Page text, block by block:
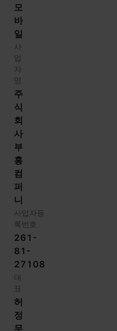
모
바
일
사
업
자
명
주
식
회
사
부
흥
컴
퍼
니
사업자등
록번호
261-
81-
27108
대
표
허
정
무